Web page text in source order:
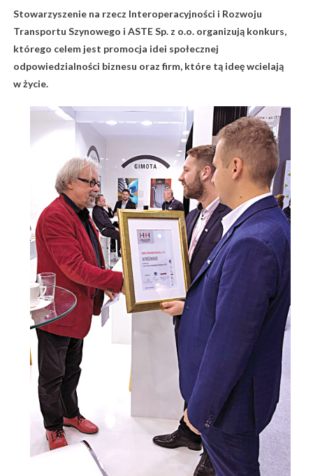
Stowarzyszenie na rzecz Interoperacyjności i Rozwoju
Transportu Szynowego i ASTE Sp. z o.o. organizują konkurs,
którego celem jest promocja idei społecznej
odpowiedzialności biznesu oraz firm, które tą ideę wcielają
w życie.